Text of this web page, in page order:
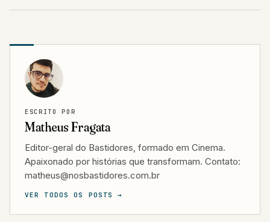
ESCRITO POR
Matheus Fragata
Editor-geral do Bastidores, formado em Cinema.
Apaixonado por histórias que transformam. Contato:
matheus@nosbastidores.com.br
VER TODOS OS POSTS →